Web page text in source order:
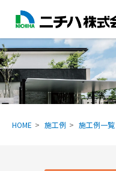
HOME 施工例 施工例一覧